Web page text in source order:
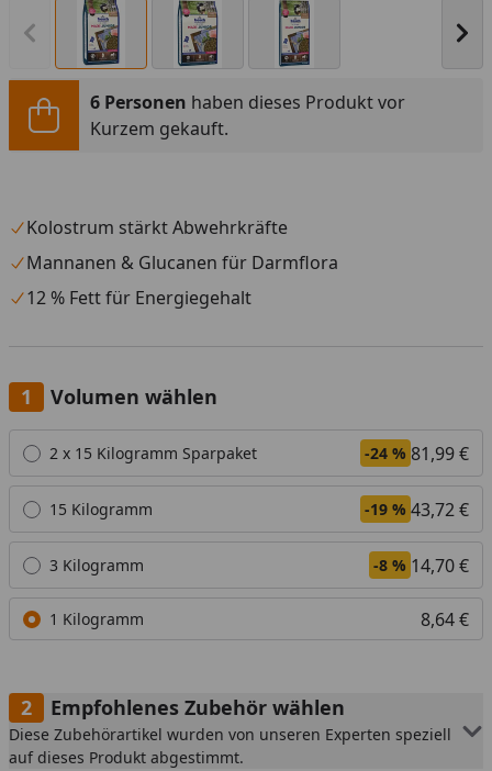
Vorheriges Bild anzeigen
6 Personen haben dieses Produkt vor
Kurzem gekauft.
Kolostrum stärkt Abwehrkräfte
Mannanen & Glucanen für Darmflora
12 % Fett für Energiegehalt
Volumen wählen
Alle anzeigen (4)
2 x 15 Kilogramm Sparpaket -24 % 81,99 €
15 Kilogramm -19 % 43,72 €
3 Kilogramm -8 % 14,70 €
1 Kilogramm 8,64 €
Empfohlenes Zubehör wählen
Diese Zubehörartikel wurden von unseren Experten speziell
auf dieses Produkt abgestimmt.